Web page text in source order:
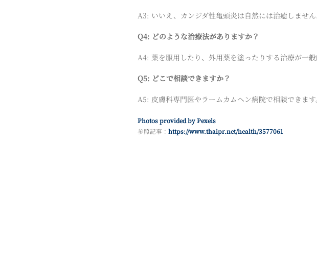
A3: いいえ、カンジダ性亀頭炎は自然には治癒しません
Q4: どのような治療法がありますか？
A4: 薬を服用したり、外用薬を塗ったりする治療が一般
Q5: どこで相談できますか？
A5: 皮膚科専門医やラームカムヘン病院で相談できま
Photos provided by Pexels
参照記事： https://www.thaipr.net/health/3577061